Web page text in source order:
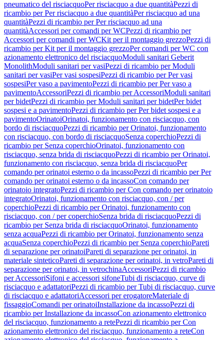
pneumatico del risciacquoPer risciacquo a due quantitàPezzi di
ricambio per Per risciacquo a due quantitàPer risciacquo ad una
quantitàPezzi di ricambio per Per risciacquo ad una
quantitàAccessori per comandi per WCPezzi di ricambio per
Accessori per comandi per WCKit per il montaggio grezzoPezzi di
ricambio per Kit per il montaggio grezzoPer comandi per WC con
azionamento elettronico del risciacquoModuli sanitari Geberit
MonolithModuli sanitari per vasiPezzi di ricambio per Moduli
sanitari per vasiPer vasi sospesiPezzi di ricambio per Per vasi
sospesiPer vaso a pavimentoPezzi di ricambio per Per vaso a
pavimentoAccessoriPezzi di ricambio per AccessoriModuli sanitari
per bidetPezzi di ricambio per Moduli sanitari per bidetPer bidet
sospesi e a pavimentoPezzi di ricambio per Per bidet sospesi e a
pavimentoOrinatoiOrinatoi, funzionamento con risciacquo, con
bordo di risciacquoPezzi di ricambio per Orinatoi, funzionamento
con risciacquo, con bordo di risciacquoSenza coperchioPezzi di
ricambio per Senza coperchioOrinatoi, funzionamento con
risciacquo, senza brida di risciacquoPezzi di ricambio per Orinatoi,
funzionamento con risciacquo, senza brida di risciacquoPer
comando per orinatoi esterno o da incassoPezzi di ricambio per Per
comando per orinatoi esterno o da incassoCon comando per
orinatoio integratoPezzi di ricambio per Con comando per orinatoio
integratoOrinatoi, funzionamento con risciacquo, con / per
coperchioPezzi di ricambio per Orinatoi, funzionamento con
risciacquo, con / per coperchioSenza brida di risciacquoPezzi di
ricambio per Senza brida di risciacquoOrinatoi, funzionamento
senza acquaPezzi di ricambio per Orinatoi, funzionamento senza
acquaSenza coperchioPezzi di ricambio per Senza coperchioPareti
di separazione per orinatoiPareti di separazione per orinatoi, in
materiale sinteticoPareti di separazione per orinatoi, in vetroPareti di
separazione per orinatoi, in vetrochinaAccessoriPezzi di ricambio
per AccessoriSifoni e accessori sifoneTubi di risciacquo, curve di
risciacquo e adattatoriPezzi di ricambio per Tubi di risciacquo, curve
di risciacquo e adattatoriAccessori per erogatoreMateriale di
fissaggioComandi per orinatoiInstallazione da incassoPezzi di
ricambio per Installazione da incassoCon azionamento elettronico
del risciacquo, funzionamento a retePezzi di ricambio per Con
azionamento elettronico del risciacquo, funzionamento a reteCon